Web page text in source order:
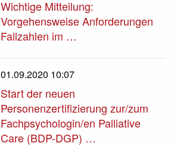
Wichtige Mitteilung:
Vorgehensweise Anforderungen
Fallzahlen im …
01.09.2020 10:07
Start der neuen
Personenzertifizierung zur/zum
Fachpsychologin/en Palliative
Care (BDP-DGP) …